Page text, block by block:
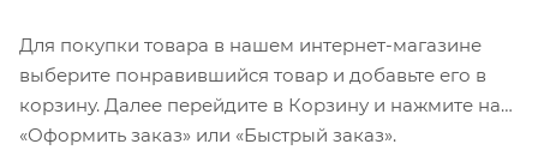
Для покупки товара в нашем интернет-магазине
выберите понравившийся товар и добавьте его в
корзину. Далее перейдите в Корзину и нажмите на
«Оформить заказ» или «Быстрый заказ».